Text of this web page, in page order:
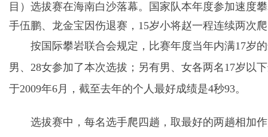
目）选拔赛在海南白沙落幕。国家队本年度参加速度
手伍鹏、龙金宝因伤退赛，15岁小将赵一程连续两次
按国际攀岩联合会规定，比赛年度当年内满17岁
男、28女参加了本次选拔；另有男、女各两名17岁以
于2009年6月，截至去年的个人最好成绩是4秒93。
选拔赛中，每名选手爬四趟，取最好的两趟相加